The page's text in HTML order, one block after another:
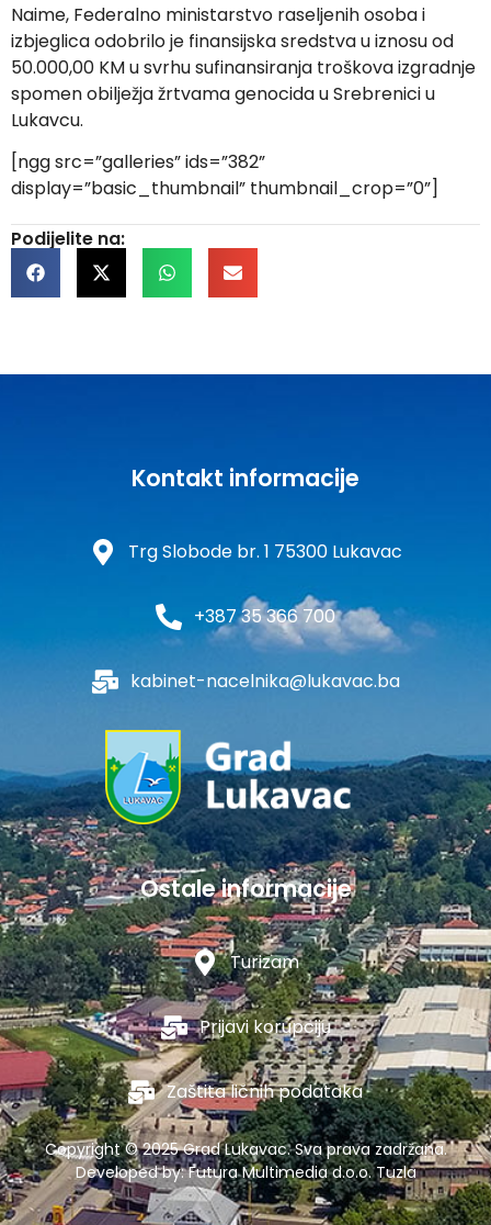
Naime, Federalno ministarstvo raseljenih osoba i
izbjeglica odobrilo je finansijska sredstva u iznosu od
50.000,00 KM u svrhu sufinansiranja troškova izgradnje
spomen obilježja žrtvama genocida u Srebrenici u
Lukavcu.
[ngg src=”galleries” ids=”382”
display=”basic_thumbnail” thumbnail_crop=”0”]
Podijelite na:
Kontakt informacije
Trg Slobode br. 1 75300 Lukavac
+387 35 366 700
kabinet-nacelnika@lukavac.ba
Ostale informacije
Turizam
Prijavi korupciju
Zaštita ličnih podataka
Copyright © 2025 Grad Lukavac. Sva prava zadržana.
Developed by:Futura Multimedia d.o.o. Tuzla